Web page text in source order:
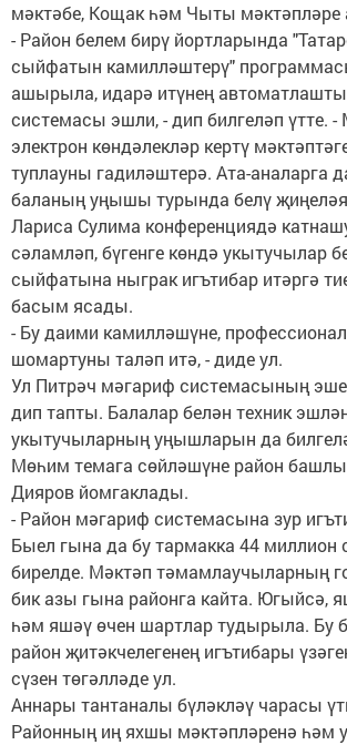
мәктәбе, Кощак һәм Чыты мәктәпләре
- Район белем бирү йортларында
сыйфатын камилләштерү"
ашырыла, идарә итүнең
системасы эшли, - дип билгеләп үтте. -
электрон көндәлекләр кертү
туплауны гадиләштерә. Ата-аналарга
баланың уңышы турында белү
Лариса Сулима конференциядә
сәламләп, бүгенге көндә укытучылар
сыйфатына ныграк игътибар итәргә
басым ясады.
- Бу даими камилләшүне,
шомартуны таләп итә, - диде ул.
Ул Питрәч мәгариф системасының
дип тапты. Балалар белән техник
укытучыларның уңышларын да
Мөһим темага сөйләшүне район
Дияров йомгаклады.
- Район мәгариф системасына зур
Быел гына да бу тармакка 44 миллион
бирелде. Мәктәп тәмамлаучыларның
бик азы гына районга кайта. Югыйсә,
һәм яшәү өчен шартлар тудырыла. Бу
район җитәкчелегенең игътибары
сүзен төгәлләде ул.
Аннары тантаналы бүләкләү чарасы
Районның иң яхшы мәктәпләренә һәм